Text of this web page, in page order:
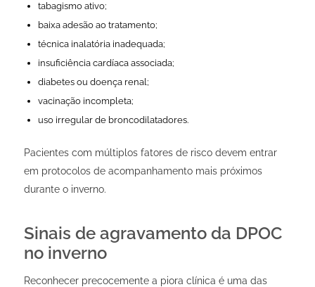
tabagismo ativo;
baixa adesão ao tratamento;
técnica inalatória inadequada;
insuficiência cardíaca associada;
diabetes ou doença renal;
vacinação incompleta;
uso irregular de broncodilatadores.
Pacientes com múltiplos fatores de risco devem entrar
em protocolos de acompanhamento mais próximos
durante o inverno.
Sinais de agravamento da DPOC
no inverno
Reconhecer precocemente a piora clínica é uma das